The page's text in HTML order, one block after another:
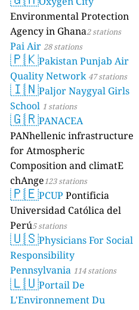
Environmental Protection
Agency in Ghana2 stations
Pai Air 28 stations
🇵🇰Pakistan Punjab Air
Quality Network 47 stations
🇮🇳Paljor Naygyal Girls
School 1 stations
🇬🇷PANACEA
PANhellenic infrastructure
for Atmospheric
Composition and climatE
chAnge123 stations
🇵🇪PCUP Pontificia
Universidad Católica del
Perú5 stations
🇺🇸Physicians For Social
Responsibility
Pennsylvania 114 stations
🇱🇺Portail De
L'Environnement Du